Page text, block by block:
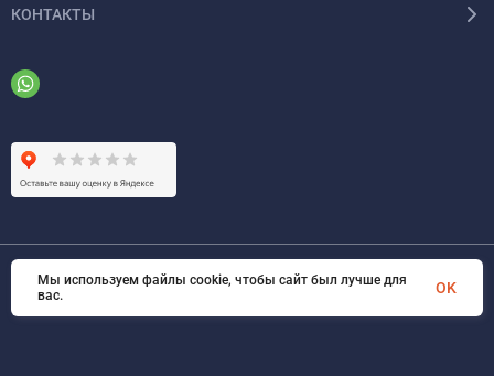
КОНТАКТЫ
© 2026 ООО «ФАЗИНЖИНИРИНГ». Все права защищены
Мы используем файлы cookie, чтобы сайт был лучше для
вас.
OK